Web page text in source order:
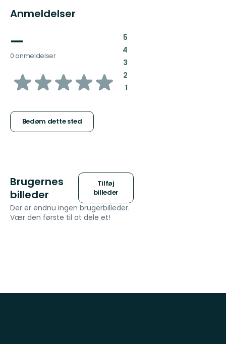
Anmeldelser
—
0 anmeldelser
ud
5
Bedøm dette sted
5:
4:
3:
2:
1:
Brugernes
billeder
Tilføj
billeder
Der er endnu ingen brugerbilleder.
Vær den første til at dele et!